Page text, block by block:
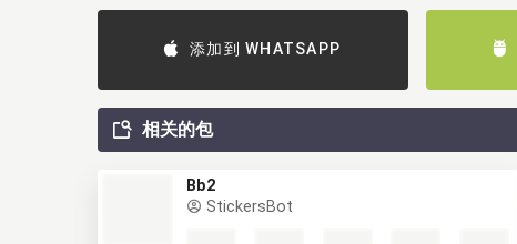
添加到 WHATSAPP
相关的包
Bb2
StickersBot